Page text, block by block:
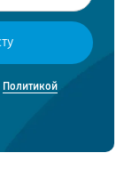
Политикой